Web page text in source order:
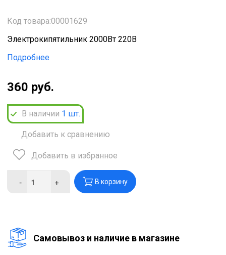
Код товара:00001629
Электрокипятильник 2000Вт 220В
Подробнее
360 руб.
В наличии 1 шт.
Добавить к сравнению
Добавить в избранное
- + В корзину
Cамовывоз и наличие в магазине